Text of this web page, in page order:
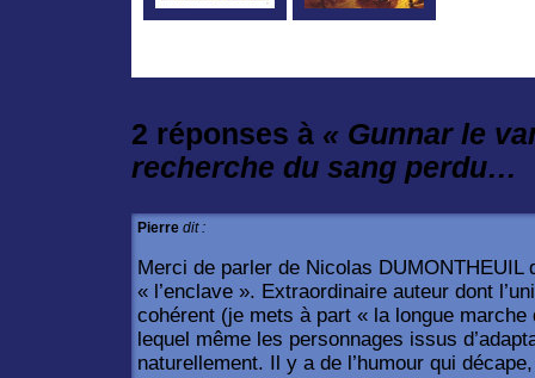
2 réponses à « Gunnar le
recherche du sang perdu…
Pierre dit :
Merci de parler de Nicolas DUMONTHEUIL
« l’enclave ». Extraordinaire auteur dont
cohérent (je mets à part « la longue
lequel même les personnages issus
naturellement. Il y a de l’humour qui